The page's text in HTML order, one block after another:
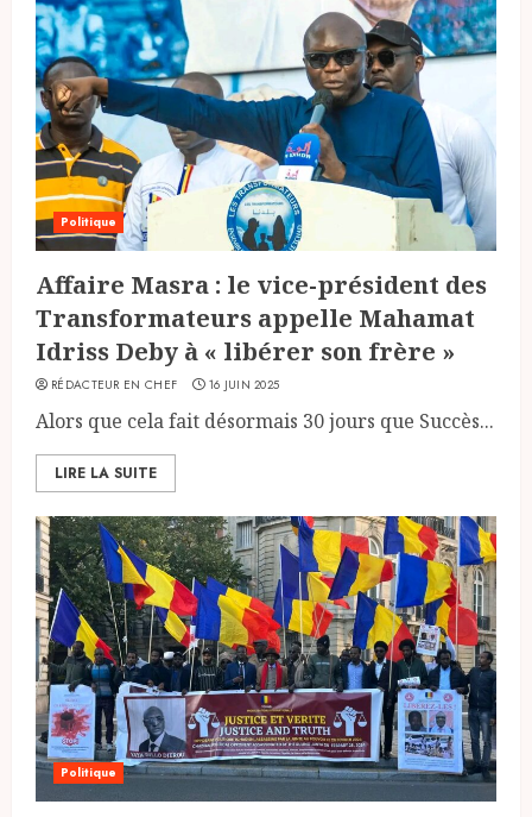
Politique
Affaire Masra : le vice-président des
Transformateurs appelle Mahamat
Idriss Deby à « libérer son frère »
RÉDACTEUR EN CHEF 16 JUIN 2025
Alors que cela fait désormais 30 jours que Succès...
LIRE LA SUITE
Politique